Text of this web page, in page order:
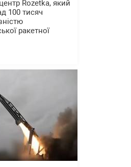
Rozetka, який
100 тисяч
ракетної